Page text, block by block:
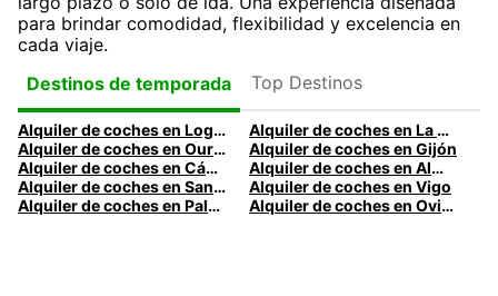
para brindar comodidad, flexibilidad y excelencia en
cada viaje.
Destinos de temporada
Top Destinos
Alquiler de coches en Logroño
Alquiler de coches en La Coruña
Alquiler de coches en Ourense
Alquiler de coches en Gijón
Alquiler de coches en Cádiz
Alquiler de coches en Almería
Alquiler de coches en Santander
Alquiler de coches en Vigo
Alquiler de coches en Palma
Alquiler de coches en Oviedo